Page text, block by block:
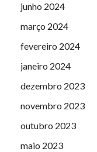
junho 2024
março 2024
fevereiro 2024
janeiro 2024
dezembro 2023
novembro 2023
outubro 2023
maio 2023